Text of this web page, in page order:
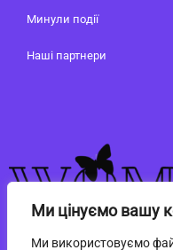
Ми цінуємо вашу
Ми використовуємо
Минули події
Наші партнери